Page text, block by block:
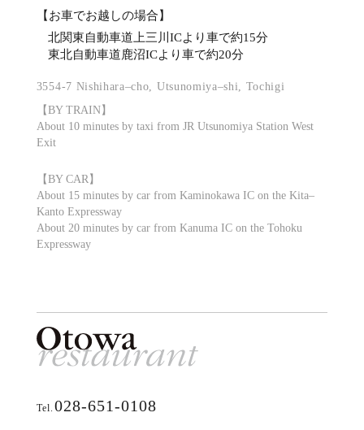
【お車でお越しの場合】
北関東自動車道上三川ICより車で約15分
東北自動車道鹿沼ICより車で約20分
3554-7 Nishihara–cho, Utsunomiya–shi, Tochigi
【BY TRAIN】
About 10 minutes by taxi from JR Utsunomiya Station West
Exit
【BY CAR】
About 15 minutes by car from Kaminokawa IC on the Kita–
Kanto Expressway
About 20 minutes by car from Kanuma IC on the Tohoku
Expressway
Tel. 028-651-0108